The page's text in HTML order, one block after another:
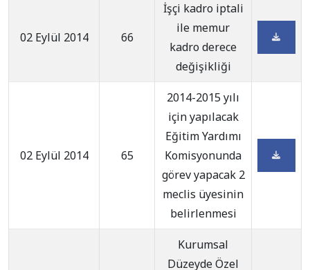
02 Eylül 2014 66
İşçi kadro iptali
ile memur
kadro derece
değişikliği
02 Eylül 2014 65
2014-2015 yılı
için yapılacak
Eğitim Yardımı
Komisyonunda
görev yapacak 2
meclis üyesinin
belirlenmesi
Kurumsal
Düzeyde Özel